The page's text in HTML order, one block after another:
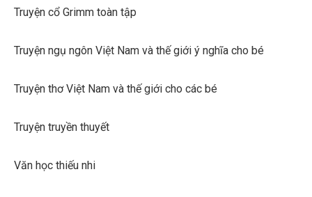
Truyện cổ Grimm toàn tập
Truyện ngụ ngôn Việt Nam và thế giới ý nghĩa cho bé
Truyện thơ Việt Nam và thế giới cho các bé
Truyện truyền thuyết
Văn học thiếu nhi